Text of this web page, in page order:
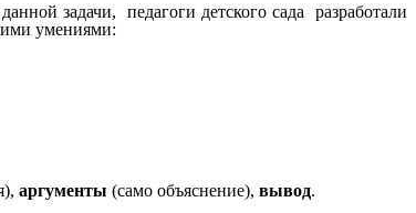
задачи, педагоги детского сада разработали
умениями:
аргументы (само объяснение), вывод.